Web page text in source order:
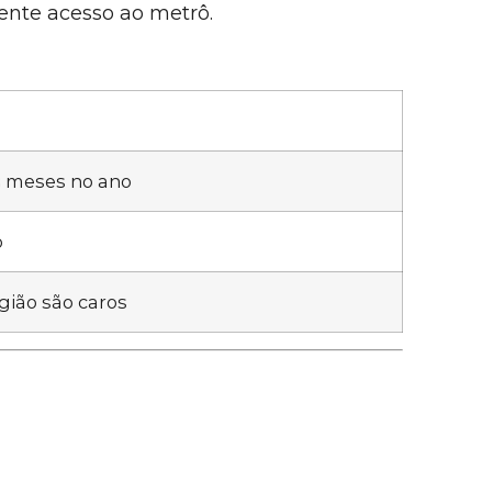
acesso ao metrô.
no ano
são caros